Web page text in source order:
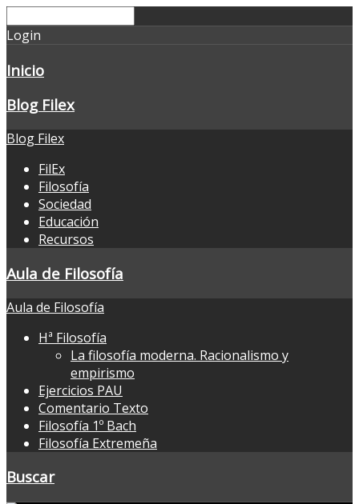
Login
Inicio
Blog Filex
Blog Filex
FilEx
Filosofía
Sociedad
Educación
Recursos
Aula de Filosofía
Aula de Filosofía
Hª Filosofía
La filosofía moderna. Racionalismo y
empirismo
Ejercicios PAU
Comentario Texto
Filosofía 1º Bach
Filosofía Extremeña
Buscar